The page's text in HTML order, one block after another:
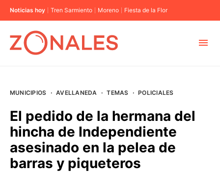
Noticias hoy Tren Sarmiento Moreno Fiesta de la Flor
BUENOS AIRES
PROVINCIAS
MUNICIPIOS · AVELLANEDA · TEMAS · POLICIALES
El pedido de la hermana del
hincha de Independiente
asesinado en la pelea de
barras y piqueteros